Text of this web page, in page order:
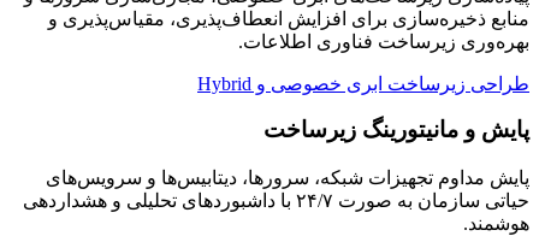
منابع ذخیره‌سازی برای افزایش انعطاف‌پذیری، مقیاس‌پذیری و
بهره‌وری زیرساخت فناوری اطلاعات.
طراحی زیرساخت ابری خصوصی و Hybrid
پایش و مانیتورینگ زیرساخت
پایش مداوم تجهیزات شبکه، سرورها، دیتابیس‌ها و سرویس‌های
حیاتی سازمان به صورت ۲۴/۷ با داشبوردهای تحلیلی و هشداردهی
هوشمند.